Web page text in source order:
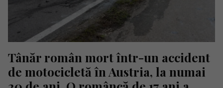
Tânăr român mort într-un accident
de motocicletă în Austria, la numai